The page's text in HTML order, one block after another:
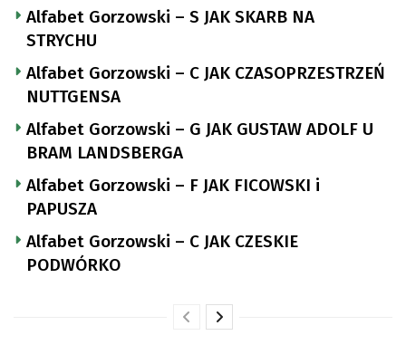
Alfabet Gorzowski – S JAK SKARB NA
STRYCHU
Alfabet Gorzowski – C JAK CZASOPRZESTRZEŃ
NUTTGENSA
Alfabet Gorzowski – G JAK GUSTAW ADOLF U
BRAM LANDSBERGA
Alfabet Gorzowski – F JAK FICOWSKI i
PAPUSZA
Alfabet Gorzowski – C JAK CZESKIE
PODWÓRKO